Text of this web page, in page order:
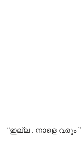
“ഇല്ല . നാളെ വരും ”